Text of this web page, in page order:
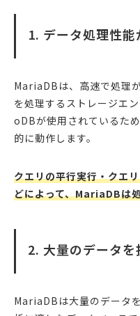
1. データ処理性能
MariaDBは、高速で処理
を処理するストレージエ
oDBが使用されているた
的に動作します。
クエリの平行実行・クエ
どによって、MariaDBは
2. 大量のデータを
MariaDBは大量のデータ